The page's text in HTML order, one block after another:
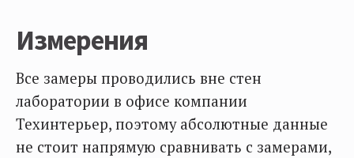
Измерения
Все замеры проводились вне стен
лаборатории в офисе компании
Техинтерьер, поэтому абсолютные данные
не стоит напрямую сравнивать с замерами,